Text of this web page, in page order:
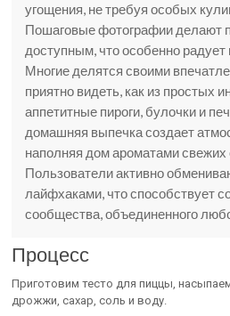
угощения, не требуя особых
Пошаговые фотографии делают
доступным, что особенно
Многие делятся своими
приятно видеть, как из простых
аппетитные пироги, булочки и
домашняя выпечка создает
наполняя дом ароматами свежих
Пользователи активно
лайфхаками, что способствует
сообщества, объединенного
Процесс
Приготовим тесто для пиццы,
дрожжи, сахар, соль и воду.